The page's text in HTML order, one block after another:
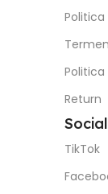
Politica
Return
TikTok